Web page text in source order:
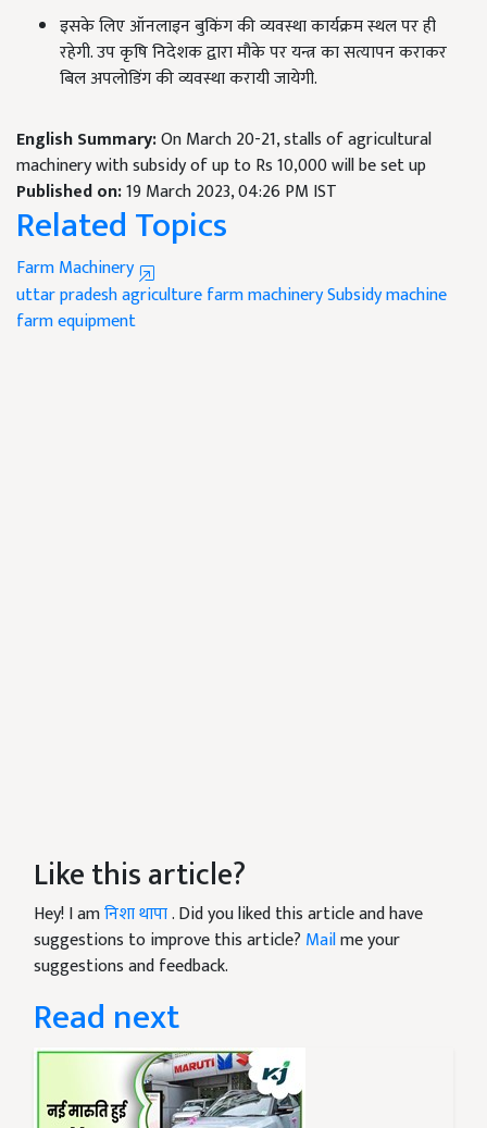
इसके लिए ऑनलाइन बुकिंग की व्यवस्था कार्यक्रम स्थल पर ही
रहेगी. उप कृषि निदेशक द्वारा मौके पर यन्त्र का सत्यापन कराकर
बिल अपलोडिंग की व्यवस्था करायी जायेगी.
English Summary:On March 20-21, stalls of agricultural
machinery with subsidy of up to Rs 10,000 will be set up
Published on:19 March 2023, 04:26 PM IST
Related Topics
Farm Machinery
uttar pradesh agriculturefarm machinery Subsidymachine
farm equipment
Like this article?
Hey! I amनिशा थापा. Did you liked this article and have
suggestions to improve this article? Mailme your
suggestions and feedback.
Read next